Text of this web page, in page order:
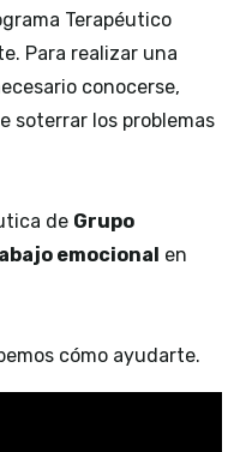
Terapéutico
Para realizar una
conocerse,
soterrar los problemas
de Grupo
emocional en
cómo ayudarte.